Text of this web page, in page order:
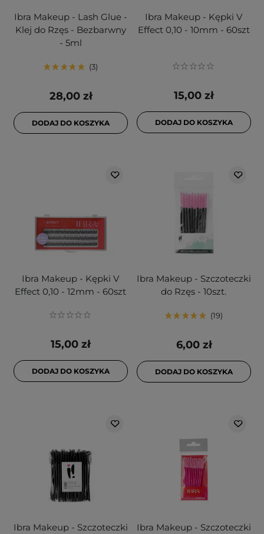
Ibra Makeup - Lash Glue -
Klej do Rzęs - Bezbarwny
- 5ml
3
28,00 zł
DODAJ DO KOSZYKA
Ibra Makeup - Kępki V
Effect 0,10 - 10mm - 60szt
15,00 zł
DODAJ DO KOSZYKA
Ibra Makeup - Kępki V
Effect 0,10 - 12mm - 60szt
15,00 zł
DODAJ DO KOSZYKA
Ibra Makeup - Szczoteczki
do Rzęs - 10szt.
19
6,00 zł
DODAJ DO KOSZYKA
Ibra Makeup - Szczoteczki
Ibra Makeup - Szczoteczki